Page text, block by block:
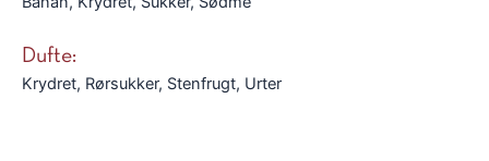
Dufte:
Krydret, Rørsukker, Stenfrugt, Urter